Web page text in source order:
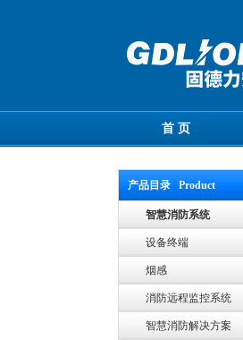
首 页
产品目录 Product
智慧消防系统
设备终端
烟感
消防远程监控系统
智慧消防解决方案